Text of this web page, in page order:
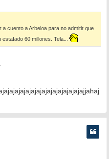
cuento a Arbeloa para no admitir que
60 millones. Tela...